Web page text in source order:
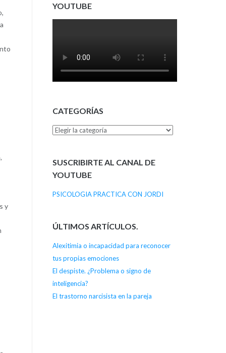
y
YOUTUBE
CATEGORÍAS
Categorías
SUSCRIBIRTE AL CANAL DE
YOUTUBE
PSICOLOGIA PRACTICA CON JORDI
ÚLTIMOS ARTÍCULOS.
Alexitimia o incapacidad para reconocer
tus propias emociones
El despiste. ¿Problema o signo de
inteligencia?
El trastorno narcisista en la pareja